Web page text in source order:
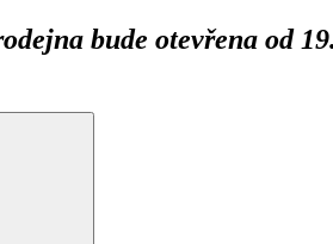
bude otevřena od